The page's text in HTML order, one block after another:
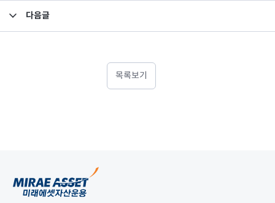
다음글
목록보기